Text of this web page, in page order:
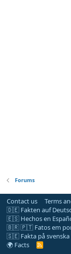
Forums
Contact us Terms
🇩🇪 Fakten auf
🇪🇸 Hechos en
🇧🇷 🇵🇹 Fatos em
🇸🇪 Fakta på svenska
🌍 Facts
R